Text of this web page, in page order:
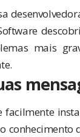
mais
conhecimento